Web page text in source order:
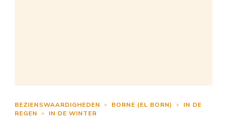
BEZIENSWAARDIGHEDEN BORNE (EL BORN)
IN DE
REGEN
IN DE WINTER